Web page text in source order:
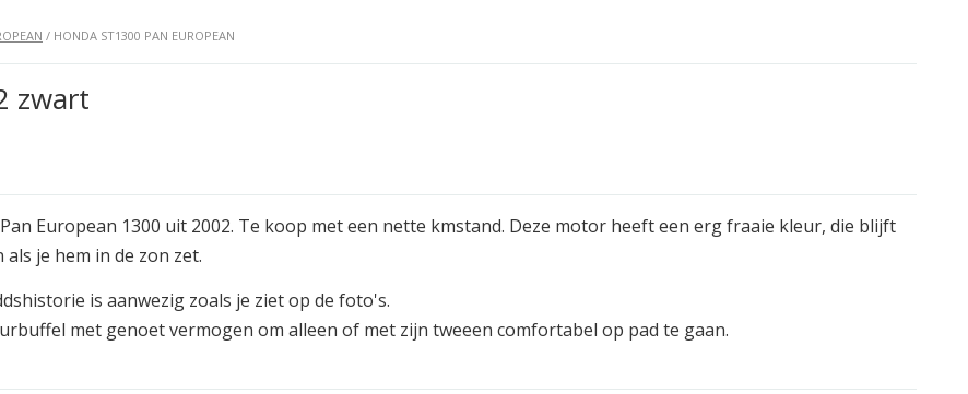
/ HONDA ST1300 PAN EUROPEAN
zwart
European 1300 uit 2002. Te koop met een nette kmstand. Deze motor heeft een erg fraaie kleur, die blijft
je hem in de zon zet.
is aanwezig zoals je ziet op de foto's.
met genoet vermogen om alleen of met zijn tweeen comfortabel op pad te gaan.